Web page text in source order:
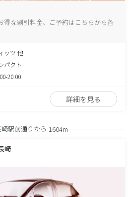
得な割引料金、ご予約はこちらから各
ッツ 他
パクト
20:00
詳細を見る
駅前通りから 1604m
崎